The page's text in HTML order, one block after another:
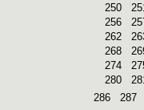
250
256
262
268
274
280
286
287